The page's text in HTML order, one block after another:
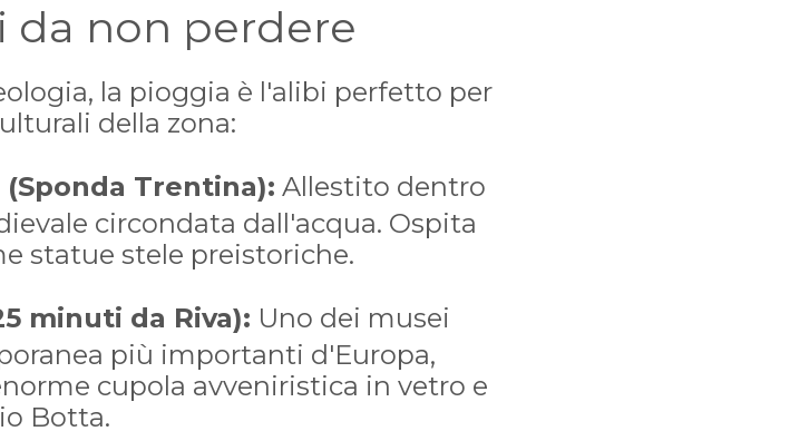
da non perdere
la pioggia è l'alibi perfetto per
della zona:
(Sponda Trentina): Allestito dentro
circondata dall'acqua. Ospita
statue stele preistoriche.
minuti da Riva): Uno dei musei
più importanti d'Europa,
cupola avveniristica in vetro e
Botta.